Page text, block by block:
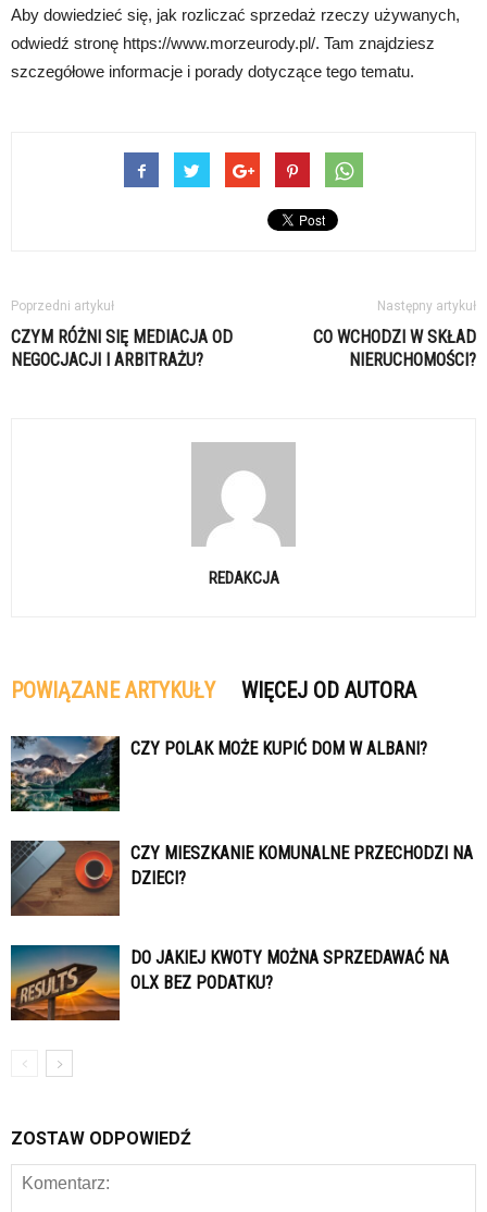
Aby dowiedzieć się, jak rozliczać sprzedaż rzeczy używanych,
odwiedź stronę https://www.morzeurody.pl/. Tam znajdziesz
szczegółowe informacje i porady dotyczące tego tematu.
Poprzedni artykuł
CZYM RÓŻNI SIĘ MEDIACJA OD
NEGOCJACJI I ARBITRAŻU?
Następny artykuł
CO WCHODZI W SKŁAD
NIERUCHOMOŚCI?
REDAKCJA
POWIĄZANE ARTYKUŁY WIĘCEJ OD AUTORA
CZY POLAK MOŻE KUPIĆ DOM W ALBANI?
CZY MIESZKANIE KOMUNALNE PRZECHODZI NA
DZIECI?
DO JAKIEJ KWOTY MOŻNA SPRZEDAWAĆ NA
OLX BEZ PODATKU?
ZOSTAW ODPOWIEDŹ